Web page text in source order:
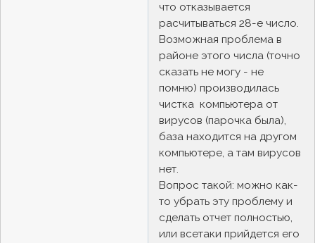
что отказывается
расчитываться 28-е число.
Возможная проблема в
районе этого числа (точно
сказать не могу - не
помню) производилась
чистка компьютера от
вирусов (парочка была),
база находится на другом
компьютере, а там вирусов
нет.
Вопрос такой: можно как-
то убрать эту проблему и
сделать отчет полностью,
или всетаки прийдется его